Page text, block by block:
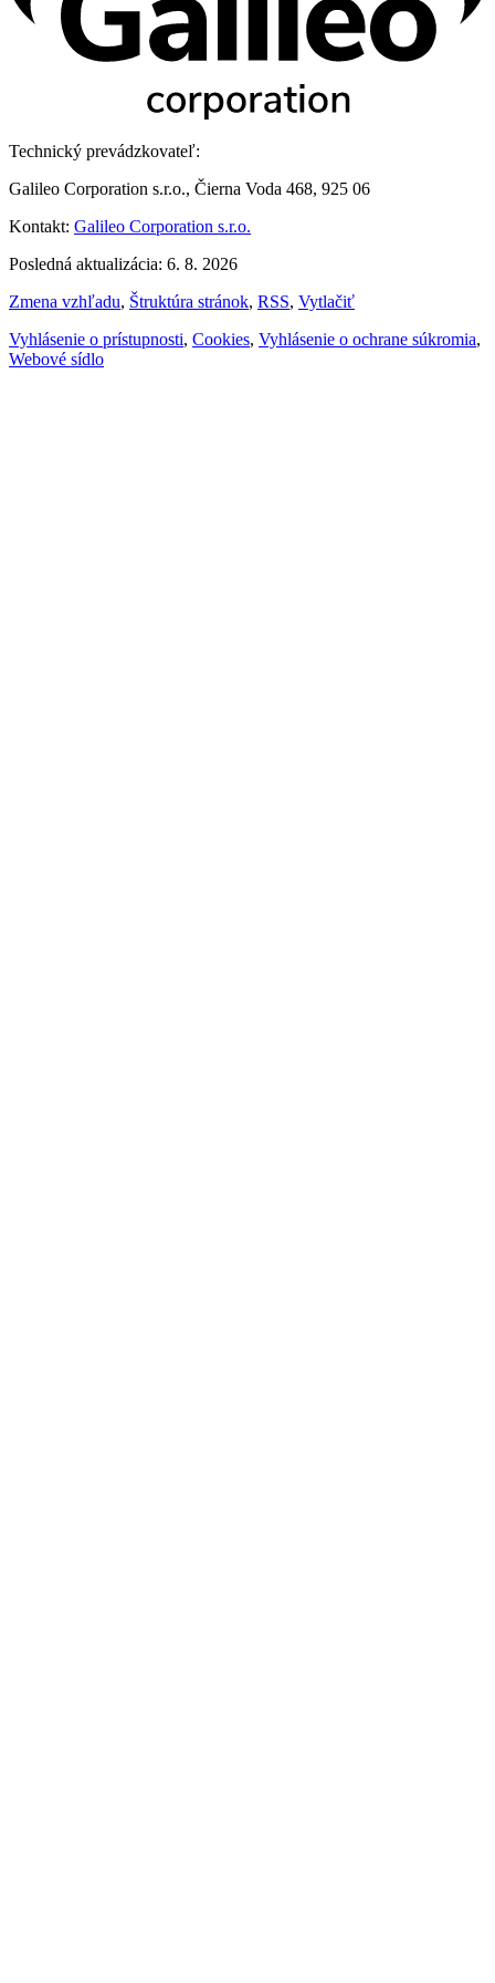
Technický prevádzkovateľ:
Galileo Corporation s.r.o., Čierna Voda 468, 925 06
Kontakt: Galileo Corporation s.r.o.
Posledná aktualizácia: 6. 8. 2026
Zmena vzhľadu, Štruktúra stránok, RSS, Vytlačiť
Vyhlásenie o prístupnosti, Cookies, Vyhlásenie o ochrane súkromia,
Webové sídlo